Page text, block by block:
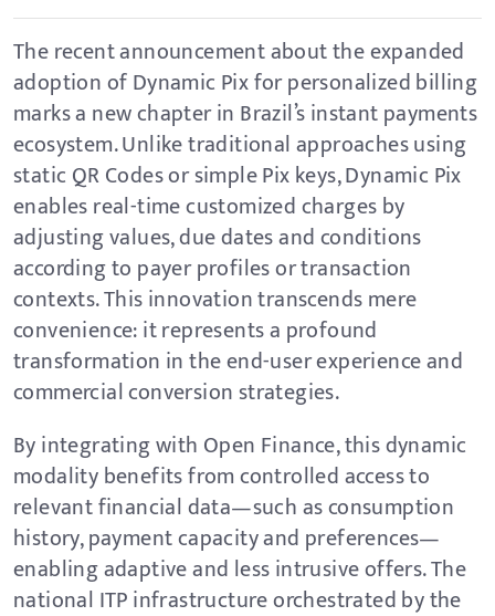
The recent announcement about the expanded
adoption of Dynamic Pix for personalized billing
marks a new chapter in Brazil’s instant payments
ecosystem. Unlike traditional approaches using
static QR Codes or simple Pix keys, Dynamic Pix
enables real-time customized charges by
adjusting values, due dates and conditions
according to payer profiles or transaction
contexts. This innovation transcends mere
convenience: it represents a profound
transformation in the end-user experience and
commercial conversion strategies.
By integrating with Open Finance, this dynamic
modality benefits from controlled access to
relevant financial data—such as consumption
history, payment capacity and preferences—
enabling adaptive and less intrusive offers. The
national ITP infrastructure orchestrated by the